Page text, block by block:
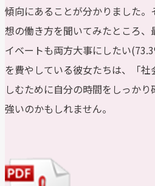
傾向にあることが分かりました
想の働き方を聞いてみたところ
イベートも両方大事にしたい
を費やしている彼女たちは、「
しむために自分の時間をしっか
強いのかもしれません。